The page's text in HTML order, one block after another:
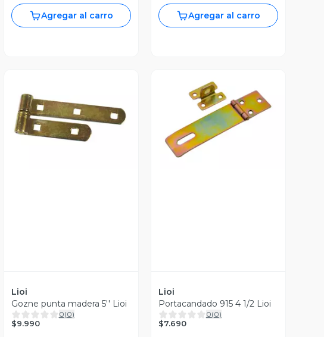
Agregar al carro Agregar al carro
Vista Previa
Lioi
Gozne punta madera 5'' Lioi
0(0)
$9.990
Vista Previa
Lioi
Portacandado 915 4 1/2 Lioi
0(0)
$7.690